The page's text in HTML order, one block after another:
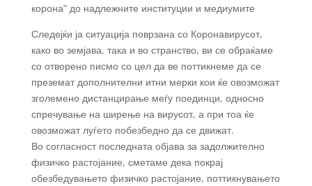
корона“ до надлежните институции и медиумите
Следејќи ја ситуација поврзана со Коронавирусот,
како во земјава, така и во странство, ви се обраќаме
со отворено писмо со цел да ве поттикнеме да се
преземат дополнителни итни мерки кои ќе овозможат
зголемено дистанцирање меѓу поединци, односно
спречување на ширење на вирусот, а при тоа ќе
овозможат луѓето побезбедно да се движат.
Во согласност последната објава за задолжително
физичко растојание, сметаме дека покрај
обезбедувањето физичко растојание, поттикнувањето